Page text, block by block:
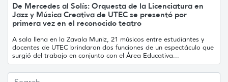
De Mercedes al Solís: Orquesta de la Licenciatura en
Jazz y Música Creativa de UTEC se presentó por
primera vez en el reconocido teatro
A sala llena en la Zavala Muniz, 21 músicos entre estudiantes y
docentes de UTEC brindaron dos funciones de un espectáculo que
surgió del trabajo en conjunto con el Área Educativa...